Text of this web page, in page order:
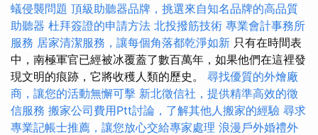
蟻侵襲問題 頂級助聽器品牌，挑選來自知名品牌的高品質
助聽器 杜拜簽證的申請方法 北投撥筋技術 專業會計事務所
服務 居家清潔服務，讓每個角落都乾淨如新 只有在時間表
中，南極軍官已經被冰覆蓋了數百萬年，如果他們在這裡發
現文明的痕跡，它將收穫人類的歷史。 尋找優質的外燴廠
商，讓您的活動無懈可擊 新北徵信社，提供精準高效的徵
信服務 搬家公司費用Ptt討論，了解其他人搬家的經驗 尋求
專業記帳士推薦，讓您放心交給專家處理 浪漫戶外婚禮外